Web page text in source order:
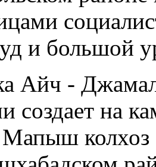
и большой
Айч -
создает на
Мапыш